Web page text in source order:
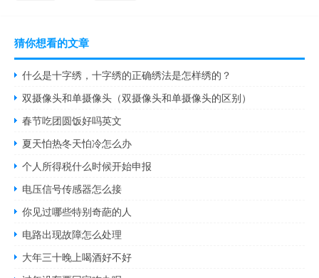
猜你想看的文章
什么是十字绣，十字绣的正确绣法是怎样绣的？
双摄像头和单摄像头（双摄像头和单摄像头的区别）
春节吃团圆饭好吗英文
夏天怕热冬天怕冷怎么办
个人所得税什么时候开始申报
电压信号传感器怎么接
你见过哪些特别奇葩的人
电路出现故障怎么处理
大年三十晚上喝酒好不好